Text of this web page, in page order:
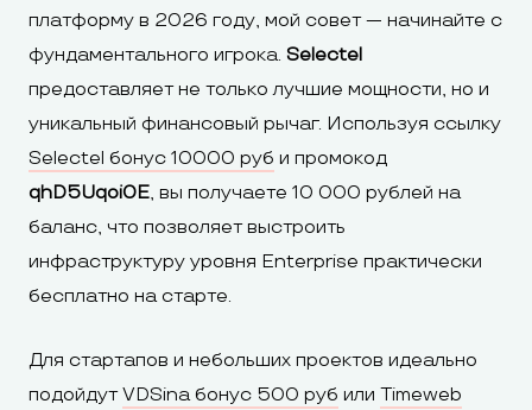
платформу в 2026 году, мой совет — начинайте с
фундаментального игрока. Selectel
предоставляет не только лучшие мощности, но и
уникальный финансовый рычаг. Используя ссылку
Selectel бонус 10000 руб и промокод
qhD5Uqoi0E, вы получаете 10 000 рублей на
баланс, что позволяет выстроить
инфраструктуру уровня Enterprise практически
бесплатно на старте.
Для стартапов и небольших проектов идеально
подойдутVDSina бонус 500 руб или Timeweb